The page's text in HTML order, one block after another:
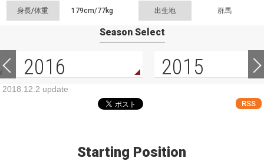
身長/体重 179cm/77kg 出生地 群馬
Season Select
2016 2015
2018.12.2 update
RSS
Starting Position